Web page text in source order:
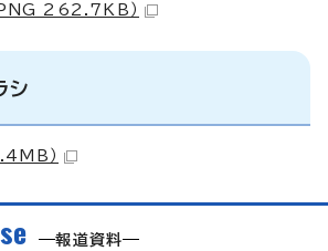
PNG 262.7KB）
シ
）
報道資料